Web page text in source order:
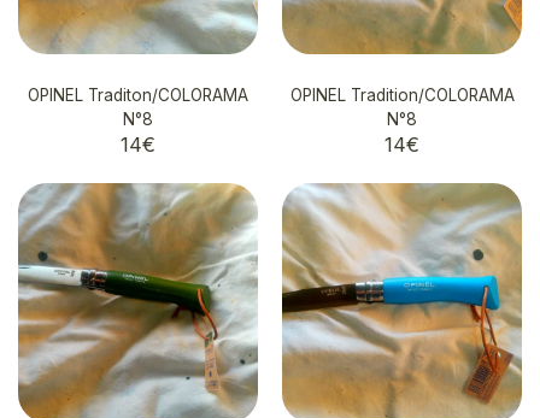
OPINEL Traditon/COLORAMA
N°8
14€
OPINEL Tradition/COLORAMA
N°8
14€